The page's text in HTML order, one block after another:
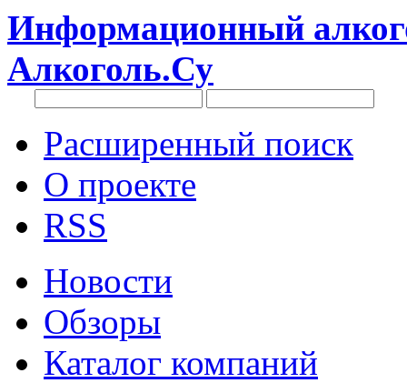
Информационный
Алкоголь.Су
Расширенный поиск
О проекте
RSS
Новости
Обзоры
Каталог компаний